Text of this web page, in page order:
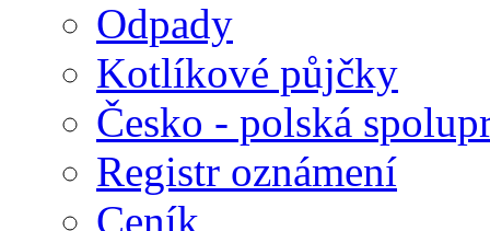
Odpady
Kotlíkové půjčky
Česko - polská
Registr oznámení
Ceník